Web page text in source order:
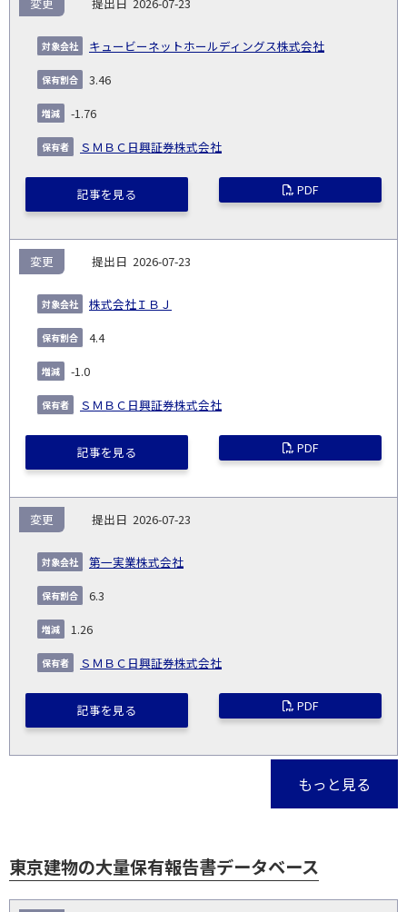
キュービーネットホールディングス株式会社
3.46
-1.76
ＳＭＢＣ日興証券株式会社
記事を見る PDF
2026-07-23
株式会社ＩＢＪ
変更
4.4
-1.0
ＳＭＢＣ日興証券株式会社
記事を見る PDF
2026-07-23
第一実業株式会社
変更
6.3
1.26
ＳＭＢＣ日興証券株式会社
記事を見る PDF
もっと見る
東京建物の大量保有報告書データベース